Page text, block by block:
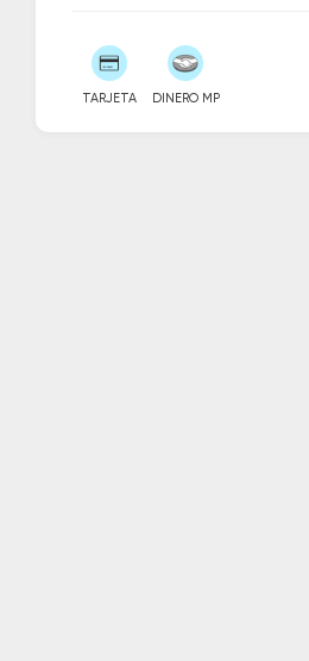
TARJETA DINERO MP